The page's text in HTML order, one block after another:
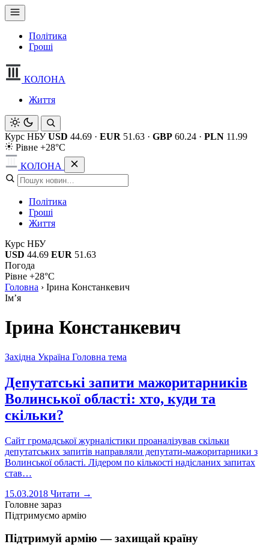
Політика
Гроші
КОЛОНА
Життя
Курс НБУ USD 44.69 · EUR 51.63 · GBP 60.24 · PLN 11.99
Рівне +28°C
КОЛОНА
Політика
Гроші
Життя
Курс НБУ
USD 44.69 EUR 51.63
Погода
Рівне +28°C
Головна › Ірина Констанкевич
Імʼя
Ірина Констанкевич
Західна Україна Головна тема
Депутатські запити мажоритарників
Волинської області: хто, куди та
скільки?
Сайт громадської журналістики проаналізував скільки
депутатських запитів направляли депутати-мажоритарники з
Волинської області. Лідером по кількості надісланих запитах
став…
15.03.2018 Читати →
Головне зараз
Підтримуємо армію
Підтримуй армію — захищай країну